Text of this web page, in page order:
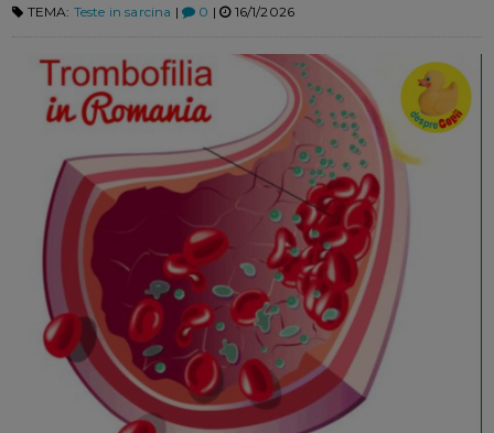
TEMA: Teste in sarcina | 0 | 16/1/2026